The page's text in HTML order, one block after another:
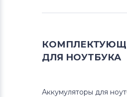
ДЛЯ НОУТБУКА
Аккумуляторы для